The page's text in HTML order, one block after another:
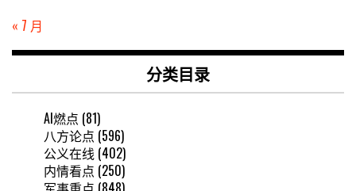
« 7 月
分类目录
AI燃点 (81)
八方论点 (596)
公义在线 (402)
内情看点 (250)